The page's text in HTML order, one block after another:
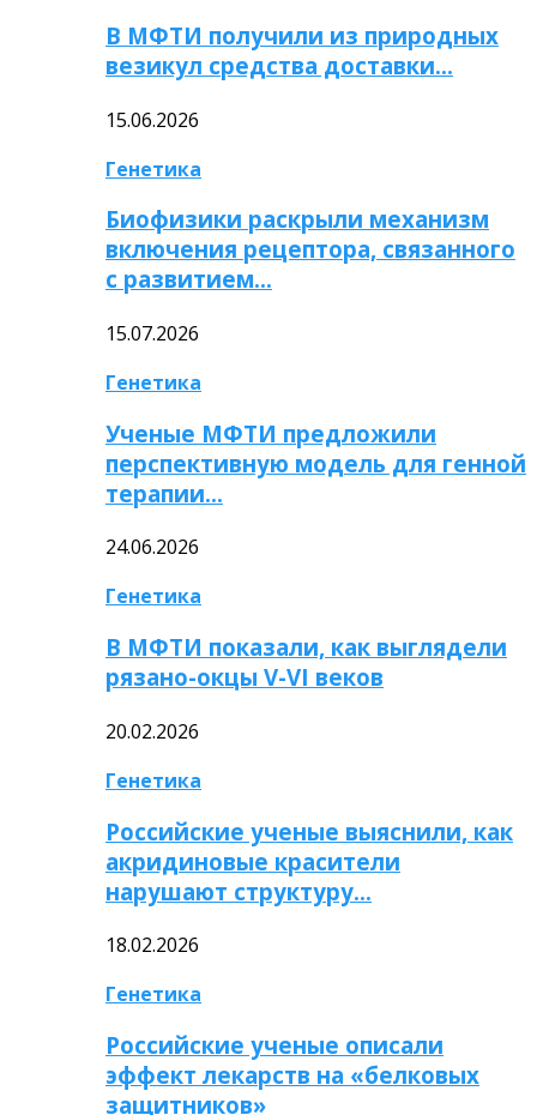
В МФТИ получили из природных
везикул средства доставки…
15.06.2026
Генетика
Биофизики раскрыли механизм
включения рецептора, связанного
с развитием…
15.07.2026
Генетика
Ученые МФТИ предложили
перспективную модель для генной
терапии…
24.06.2026
Генетика
В МФТИ показали, как выглядели
рязано-окцы V-VI веков
20.02.2026
Генетика
Российские ученые выяснили, как
акридиновые красители
нарушают структуру…
18.02.2026
Генетика
Российские ученые описали
эффект лекарств на «белковых
защитников»